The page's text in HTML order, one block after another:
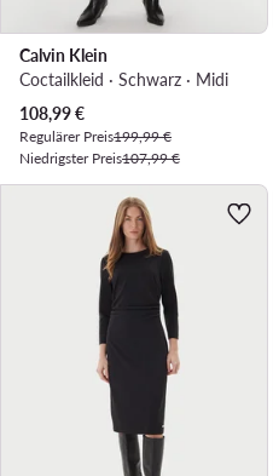
Calvin Klein
Coctailkleid · Schwarz · Midi
Aktueller Preis
108,99€
Regulärer Preis199,99 €
Niedrigster Preis107,99 €